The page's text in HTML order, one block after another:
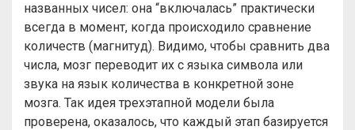
названных чисел: она “включалась” практически
всегда в момент, когда происходило сравнение
количеств (магнитуд). Видимо, чтобы сравнить два
числа, мозг переводит их с языка символа или
звука на язык количества в конкретной зоне
мозга. Так идея трехэтапной модели была
проверена, оказалось, что каждый этап базируется